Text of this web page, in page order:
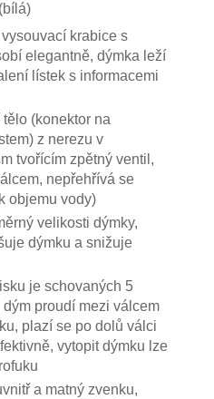
krabice s
elegantně, dýmka leží
lístek s informacemi
(konektor na
z nerezu v
tvořícím zpětný ventil,
nepřehřívá se
objemu vody)
velikosti dýmky,
dýmku a snižuje
je schovaných 5
proudí mezi válcem
plazí se po dolů válci
vytopit dýmku lze
a matný zvenku,